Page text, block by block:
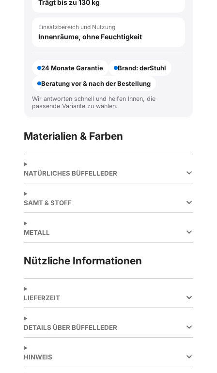
Trägt bis zu 130 kg
Einsatzbereich und Nutzung
Innenräume, ohne Feuchtigkeit
24 Monate Garantie
Brand: derStuhl
Beratung vor & nach der Bestellung
Wir antworten schnell und helfen Ihnen, die
passende Variante zu wählen.
Materialien & Farben
NATÜRLICHES BÜFFELLEDER
SAMT & STOFF
METALL
Nützliche Informationen
LIEFERZEIT
DETAILS ÜBER BÜFFELLEDER
HINWEIS